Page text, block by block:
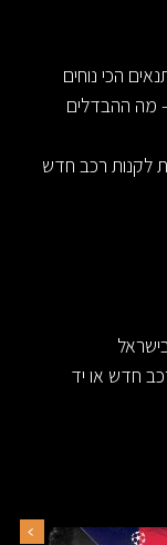
הכי נוחים
– מה ההבדלים
לקנות רכב חדש
חדש או יד